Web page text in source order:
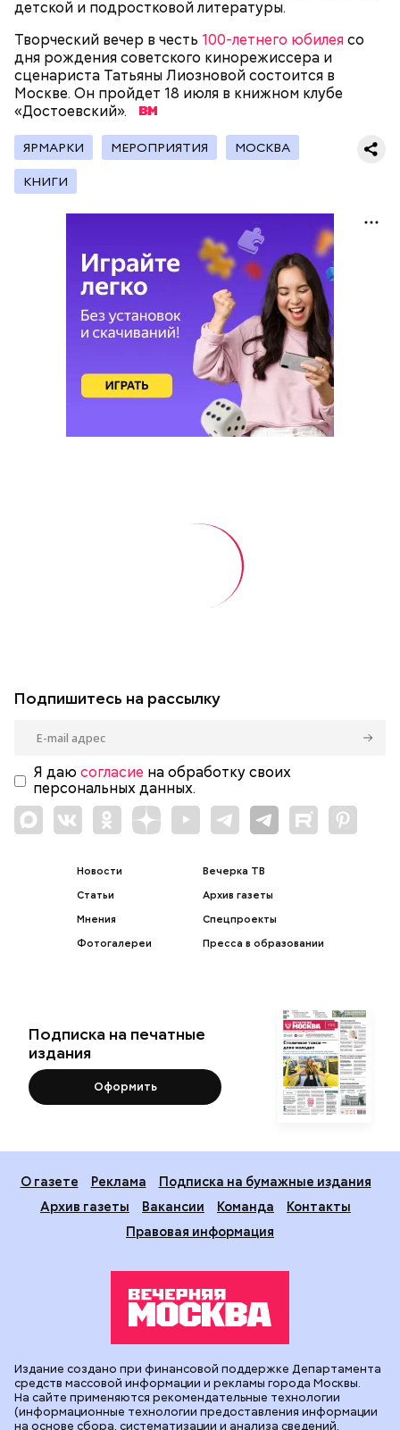
детской и подростковой литературы.
Творческий вечер в честь 100-летнего юбилеясо
дня рождения советского кинорежиссера и
сценариста Татьяны Лиозновой состоится в
Москве. Он пройдет 18 июля в книжном клубе
«Достоевский».
ЯРМАРКИ МЕРОПРИЯТИЯ МОСКВА
КНИГИ
это за маршрут, где
располагается и чем уникален
15 апреля 2025 13:30
«Зеленое кольцо» Москвы — уникальный маршрут
по паркам и природным зонам столицы, который
позволит отдохнуть от городской суеты и
о маршруте — в материале «Вечерней Москвы».
Протяженность такого маршрута составит 120
километров:
— На сегодняшний день уже готово более 50
процентов веломаршрута, то есть около 71
километра. В 2023 году его продлили — от
Тимирязевского парка до Лосиного Острова за
счет проложения велополос на улицах между
парками. Таким образом, уже готовы участки от
В настоящее время велоинфраструктура «Зеленого
кольца» реализована в пяти округах города,
подчеркнули в ЦОДД:
МОСКВА
согласиена обработку своих
Статьи
Мнения
Фотогалереи
Архив газеты
Спецпроекты
Пресса в образовании